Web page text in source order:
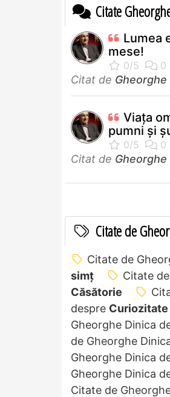
Citate
Lumea
mese!
Citat de Gheorghe
Viaţa
pumni şi
Citat de Gheorghe
Citate de
Citate de
simț
Citate
Căsătorie
despre Curiozitate
Gheorghe Dinica
de Gheorghe
Gheorghe Dinica
Gheorghe Dinica
Citate de